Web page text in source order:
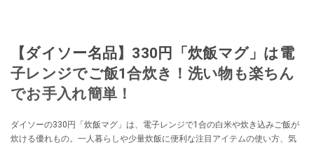
【ダイソー名品】330円「炊飯マグ」は電
子レンジでご飯1合炊き！洗い物も楽ちん
でお手入れ簡単！
ダイソーの330円「炊飯マグ」は、電子レンジで1合の白米や炊き込みご飯が
炊ける優れもの。一人暮らしや少量炊飯に便利な注目アイテムの使い方、気